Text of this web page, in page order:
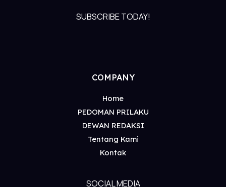
SUBSCRIBE TODAY!
COMPANY
Home
PEDOMAN PRILAKU
DEWAN REDAKSI
Tentang Kami
Kontak
SOCIAL MEDIA